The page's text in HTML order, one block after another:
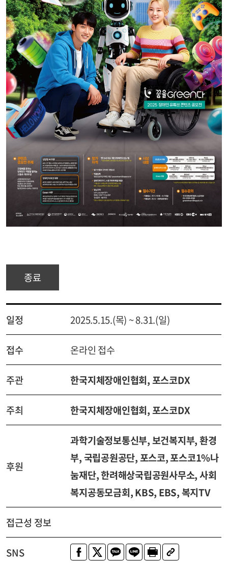
종료
일정 2025.5.15.(목) ~ 8.31.(일)
접수 온라인 접수
주관 한국지체장애인협회, 포스코DX
주최 한국지체장애인협회, 포스코DX
후원
과학기술정보통신부, 보건복지부, 환경
부, 국립공원공단, 포스코, 포스코1%나
눔재단, 한려해상국립공원사무소, 사회
복지공동모금회, KBS, EBS, 복지TV
접근성 정보
SNS